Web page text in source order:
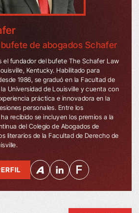
bufete de abogados Schafer
el fundador del bufete The Schafer Law
Kentucky. Habilitado para
1986, se graduó en la Facultad de
Universidad de Louisville y cuenta con
práctica e innovadora en la
personales. Entre los
recibido se incluyen los premios a la
del Colegio de Abogados de
literarios de la Facultad de Derecho de